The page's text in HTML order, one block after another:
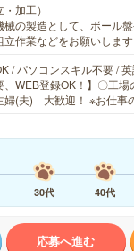
加工）
械の製造として、ボール
立作業などをお願いしま
/ パソコンスキル不要 /
、WEB登録OK！】〇工
婦(夫) 大歓迎！ ※お仕事
30代 40代
応募へ進む